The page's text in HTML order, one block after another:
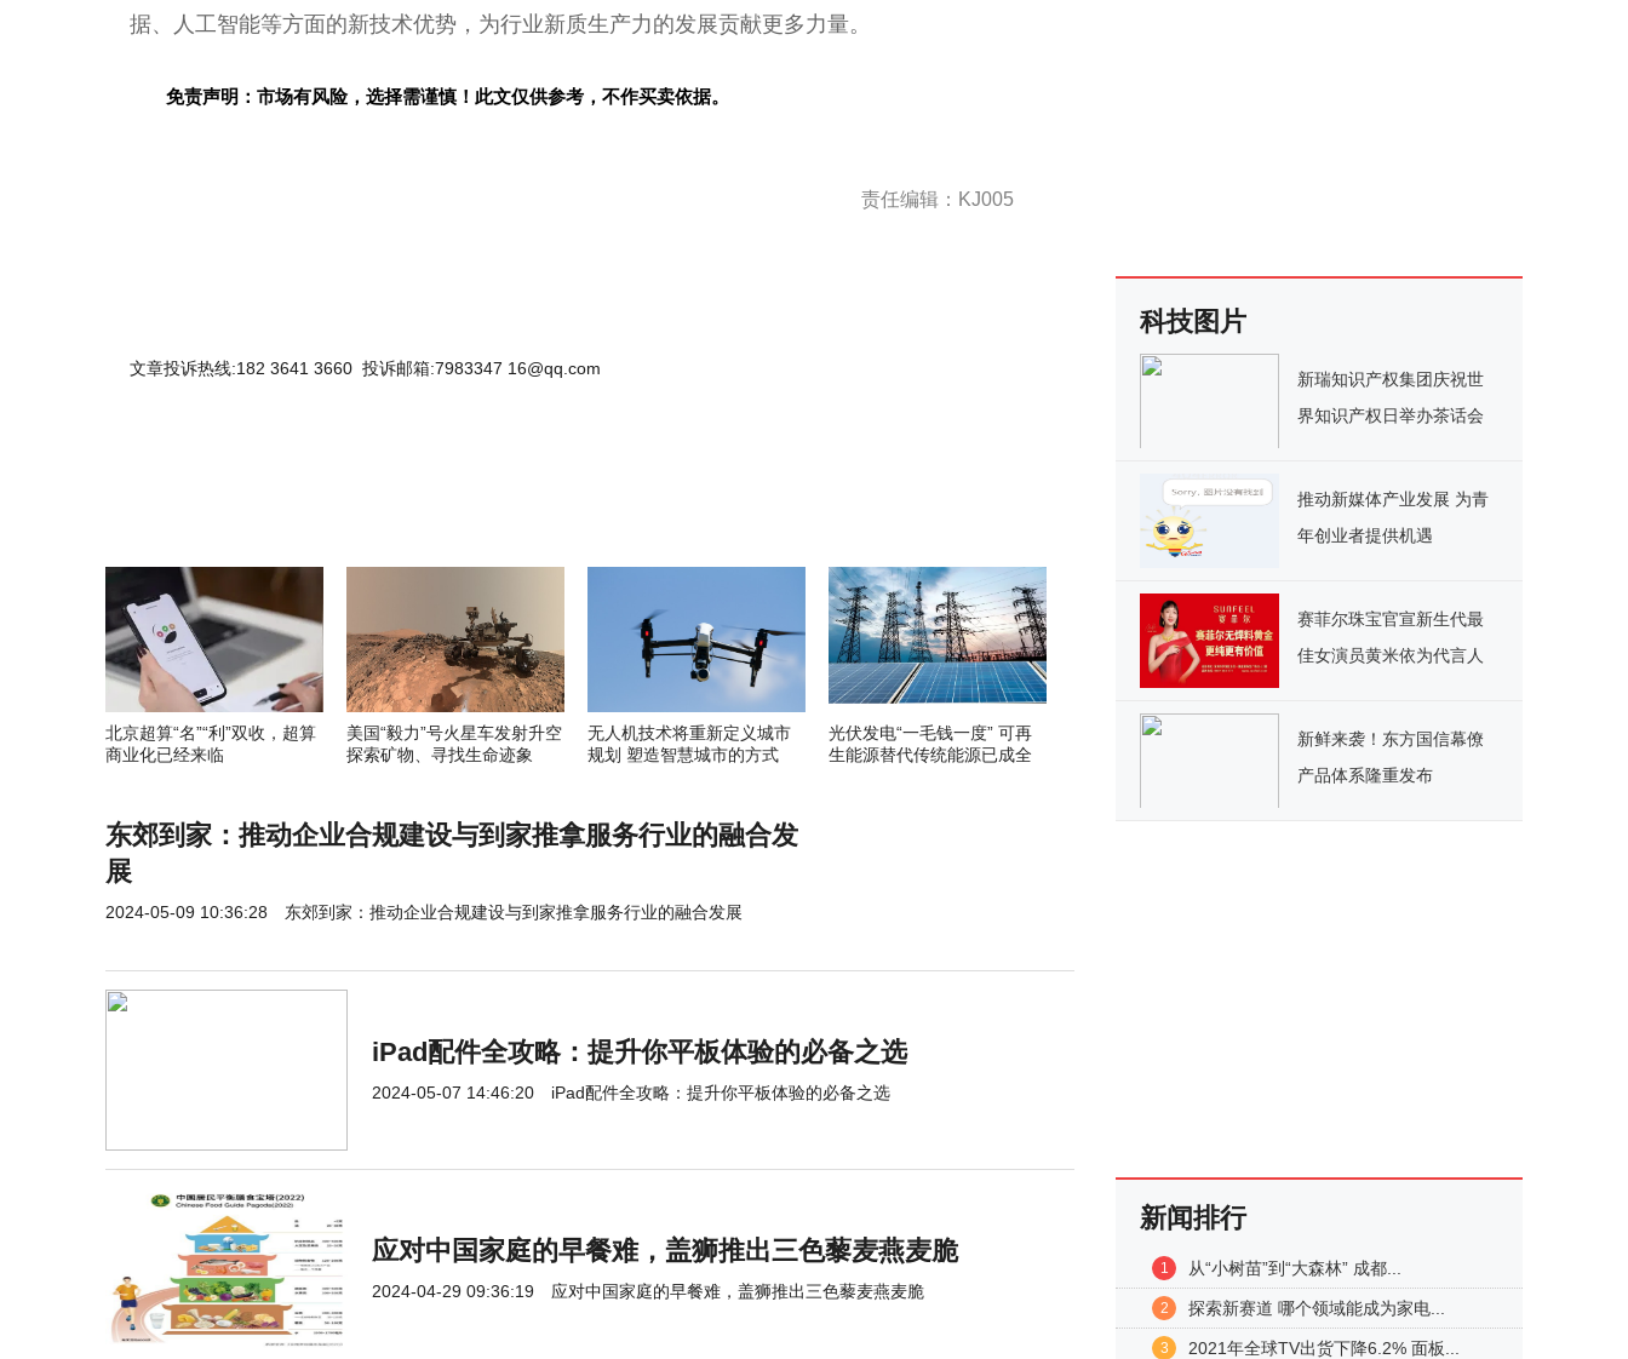
据、人工智能等方面的新技术优势，为行业新质生产力的发展贡献更多力量。
免责声明：市场有风险，选择需谨慎！此文仅供参考，不作买卖依据。
责任编辑：KJ005
文章投诉热线:182 3641 3660 投诉邮箱:7983347 16@qq.com
北京超算“名”“利”双收，超算
商业化已经来临
美国“毅力”号火星车发射升空
探索矿物、寻找生命迹象
无人机技术将重新定义城市
规划 塑造智慧城市的方式
光伏发电“一毛钱一度” 可再
生能源替代传统能源已成全
东郊到家：推动企业合规建设与到家推拿服务行业的融合发
展
2024-05-09 10:36:28 东郊到家：推动企业合规建设与到家推拿服务行业的融合发展
iPad配件全攻略：提升你平板体验的必备之选
2024-05-07 14:46:20 iPad配件全攻略：提升你平板体验的必备之选
应对中国家庭的早餐难，盖狮推出三色藜麦燕麦脆
2024-04-29 09:36:19 应对中国家庭的早餐难，盖狮推出三色藜麦燕麦脆
科技图片
新瑞知识产权集团庆祝世
界知识产权日举办茶话会
推动新媒体产业发展 为青
年创业者提供机遇
赛菲尔珠宝官宣新生代最
佳女演员黄米依为代言人
新鲜来袭！东方国信幕僚
产品体系隆重发布
新闻排行
1 从“小树苗”到“大森林” 成都...
2 探索新赛道 哪个领域能成为家电...
3 2021年全球TV出货下降6.2% 面板...